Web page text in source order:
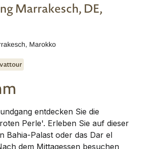
Marrakesch, DE,
, Marokko
entdecken Sie die
Perle'. Erleben Sie auf dieser
Bahia-Palast oder das Dar el
dem Mittagessen besuchen